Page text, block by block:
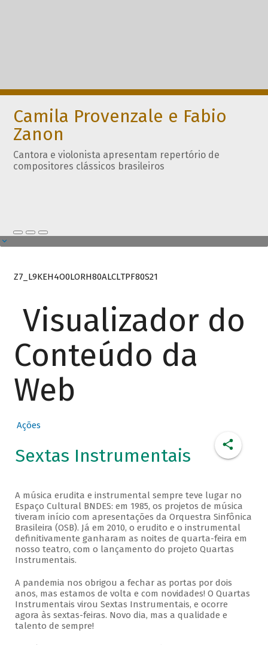
Camila Provenzale e Fabio
Zanon
Cantora e violonista apresentam repertório de
compositores clássicos brasileiros
Z7_L9KEH4O0LORH80ALCLTPF80S21
Visualizador do
Conteúdo da
Web
Ações
Sextas Instrumentais
A música erudita e instrumental sempre teve lugar no
Espaço Cultural BNDES: em 1985, os projetos de música
tiveram início com apresentações da Orquestra Sinfônica
Brasileira (OSB). Já em 2010, o erudito e o instrumental
definitivamente ganharam as noites de quarta-feira em
nosso teatro, com o lançamento do projeto Quartas
Instrumentais.
A pandemia nos obrigou a fechar as portas por dois
anos, mas estamos de volta e com novidades! O Quartas
Instrumentais virou Sextas Instrumentais, e ocorre
agora às sextas-feiras. Novo dia, mas a qualidade e
talento de sempre!